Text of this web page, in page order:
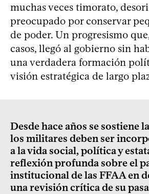
muchas veces timorato,
preocupado por conservar
de poder. Un progresismo
casos, llegó al gobierno sin
una verdadera formación
visión estratégica de largo
Desde hace años se sostiene
los militares deben ser
a la vida social, política y
reflexión profunda sobre el
institucional de las FFAA en
una revisión crítica de su